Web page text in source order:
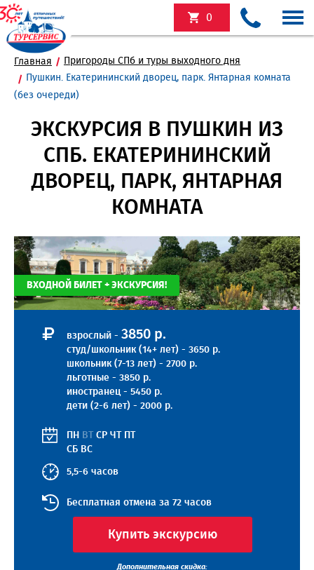
0
Главная
Пригороды СПб и туры выходного дня
Пушкин. Екатерининский дворец, парк. Янтарная комната
(без очереди)
ЭКСКУРСИЯ В ПУШКИН ИЗ
СПБ. ЕКАТЕРИНИНСКИЙ
ДВОРЕЦ, ПАРК, ЯНТАРНАЯ
КОМНАТА
ВХОДНОЙ БИЛЕТ + ЭКСКУРСИЯ!
взрослый - 3850 р.
студ/школьник (14+ лет) - 3650 р.
школьник (7-13 лет) - 2700 р.
льготные - 3850 р.
иностранец - 5450 р.
дети (2-6 лет) - 2000 р.
ПН ВТ СР ЧТ
СБ ВС
5,5-6 часов
Бесплатная отмена за 72 часов
Купить экскурсию
Дополнительная скидка: